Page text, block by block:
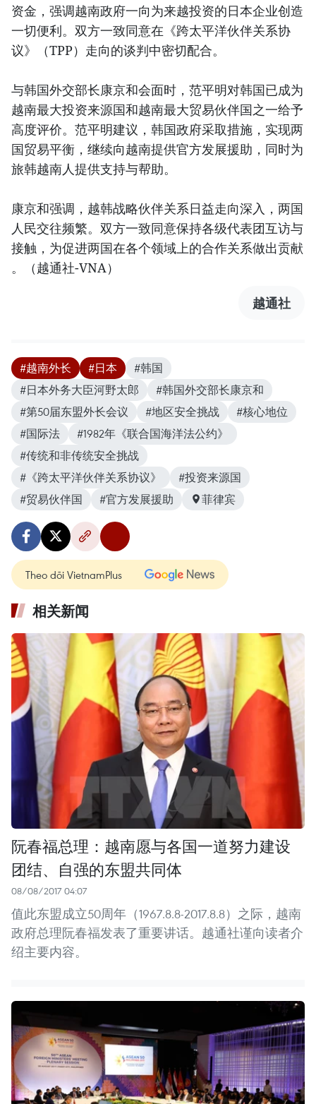
资金，强调越南政府一向为来越投资的日本企业创造
一切便利。双方一致同意在《跨太平洋伙伴关系协
议》（TPP）走向的谈判中密切配合。
与韩国外交部长康京和会面时，范平明对韩国已成为
越南最大投资来源国和越南最大贸易伙伴国之一给予
高度评价。范平明建议，韩国政府采取措施，实现两
国贸易平衡，继续向越南提供官方发展援助，同时为
旅韩越南人提供支持与帮助。
康京和强调，越韩战略伙伴关系日益走向深入，两国
人民交往频繁。双方一致同意保持各级代表团互访与
接触，为促进两国在各个领域上的合作关系做出贡献
。（越通社-VNA）
越通社
#越南外长 #日本
#韩国
#日本外务大臣河野太郎
#韩国外交部长康京和
#第50届东盟外长会议
#地区安全挑战
#核心地位
#国际法
#1982年《联合国海洋法公约》
#传统和非传统安全挑战
#《跨太平洋伙伴关系协议》
#投资来源国
#贸易伙伴国
#官方发展援助 菲律宾
Theo dõi VietnamPlus
相关新闻
阮春福总理：越南愿与各国一道努力建设
团结、自强的东盟共同体
08/08/2017 04:07
值此东盟成立50周年（1967.8.8-2017.8.8）之际，越南
政府总理阮春福发表了重要讲话。越通社谨向读者介
绍主要内容。